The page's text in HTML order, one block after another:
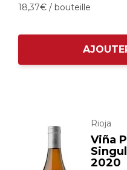
18,37€ / bouteille
Rioja
Viña
2020